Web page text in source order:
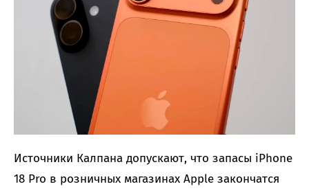
Источники Калпана допускают, что запасы iPhone
18 Pro в розничных магазинах Apple закончатся